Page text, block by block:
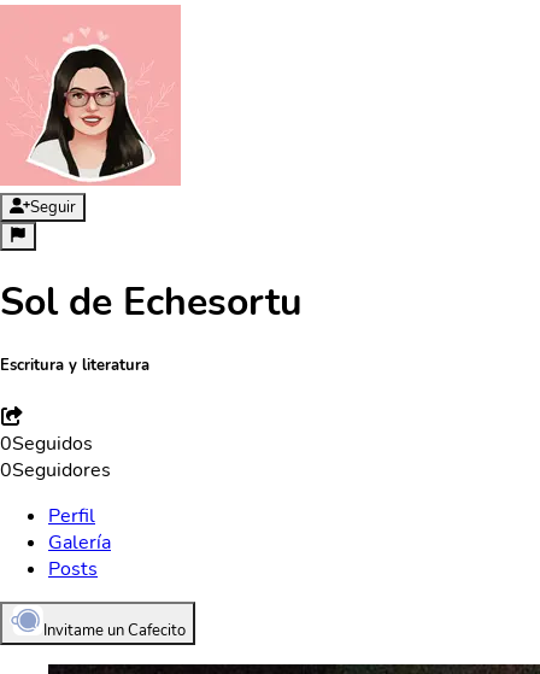
Seguir
Sol de Echesortu
Escritura y literatura
0Seguidos
0Seguidores
Perfil
Galería
Posts
Invitame un Cafecito